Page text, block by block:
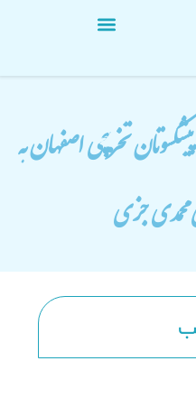
تخریبچی اصفهان به
محمدی جزی